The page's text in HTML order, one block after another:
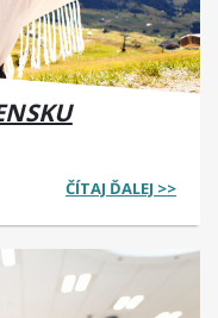
ČÍTAJ ĎALEJ >>